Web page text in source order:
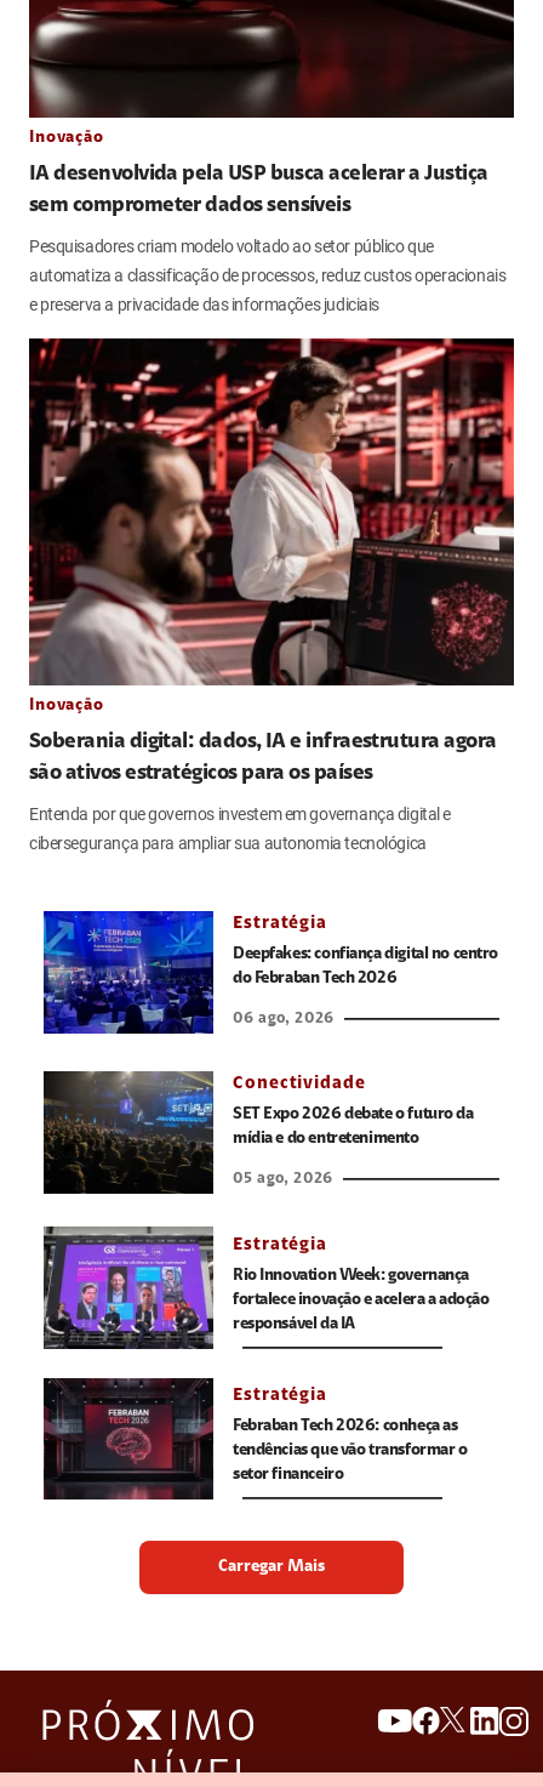
Inovação
IA desenvolvida pela USP busca acelerar a Justiça
sem comprometer dados sensíveis
Pesquisadores criam modelo voltado ao setor público que
automatiza a classificação de processos, reduz custos operacionais
e preserva a privacidade das informações judiciais
Inovação
Soberania digital: dados, IA e infraestrutura agora
são ativos estratégicos para os países
Entenda por que governos investem em governança digital e
cibersegurança para ampliar sua autonomia tecnológica
Estratégia
Deepfakes: confiança digital no centro
do Febraban Tech 2026
06 ago, 2026
Conectividade
SET Expo 2026 debate o futuro da
mídia e do entretenimento
05 ago, 2026
Estratégia
Rio Innovation Week: governança
fortalece inovação e acelera a adoção
responsável da IA
Estratégia
Febraban Tech 2026: conheça as
tendências que vão transformar o
setor financeiro
Carregar Mais